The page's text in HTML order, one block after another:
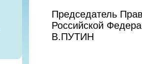
Председатель
Российской
В.ПУТИН